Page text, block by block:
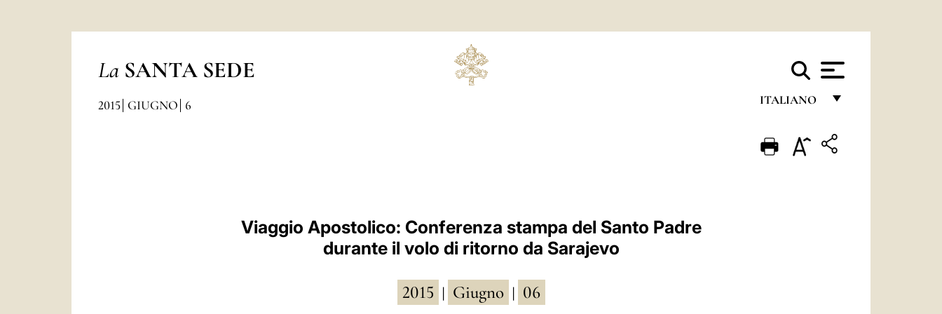
La SANTA SEDE
ITALIANO
ENGLISH
2015 GIUGNO 6
Viaggio Apostolico: Conferenza stampa del Santo Padre
durante il volo di ritorno da Sarajevo
2015 Giugno 06